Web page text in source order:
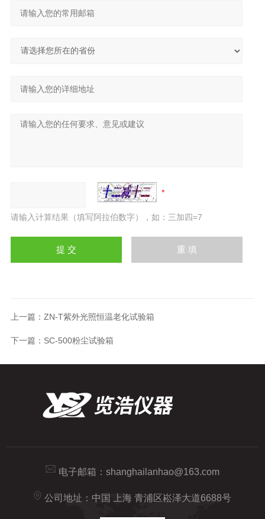
请输入计算结果（填写阿拉伯数字），如：三加四=7
上一篇： ZN-T紫外光照恒温老化试验箱
下一篇： SC-500粉尘试验箱
电子邮箱： shanghailanhao@163.com
公司地址：中国 上海 青浦区崧泽大道6688号